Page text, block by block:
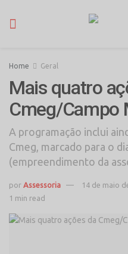
Home Geral
Mais quatro
Cmeg/Campo
A programação inclui
Cmeg, marcado para o
(empreendimento da
por Assessoria
14 de maio
1 min read